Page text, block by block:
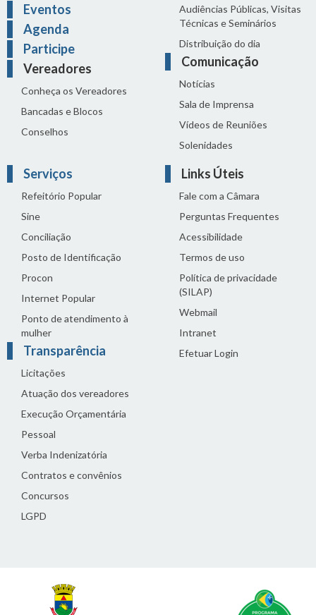
Eventos
Agenda
Participe
Vereadores
Conheça os Vereadores
Bancadas e Blocos
Conselhos
Audiências Públicas, Visitas
Técnicas e Seminários
Distribuição do dia
Comunicação
Notícias
Sala de Imprensa
Vídeos de Reuniões
Solenidades
Serviços
Refeitório Popular
Sine
Conciliação
Posto de Identificação
Procon
Internet Popular
Ponto de atendimento à
mulher
Transparência
Licitações
Atuação dos vereadores
Execução Orçamentária
Pessoal
Verba Indenizatória
Contratos e convênios
Concursos
LGPD
Links Úteis
Fale com a Câmara
Perguntas Frequentes
Acessibilidade
Termos de uso
Política de privacidade
(SILAP)
Webmail
Intranet
Efetuar Login